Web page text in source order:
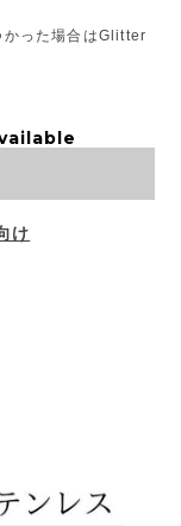
かった場合はGlitter
け